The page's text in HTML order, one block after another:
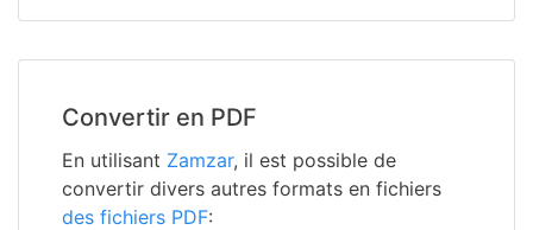
Convertir en PDF
En utilisant Zamzar, il est possible de
convertir divers autres formats en fichiers
des fichiers PDF: